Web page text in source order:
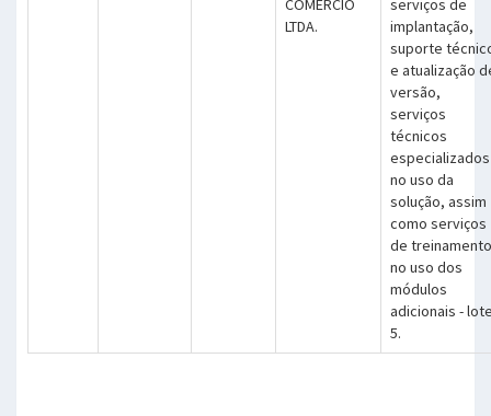
COMÉRCIO
LTDA.
serviços de
implantação,
suporte
e atualização
versão,
serviços
técnicos
especializados
no uso da
solução, assim
como serviços
de treinamento
no uso dos
módulos
adicionais -
5.